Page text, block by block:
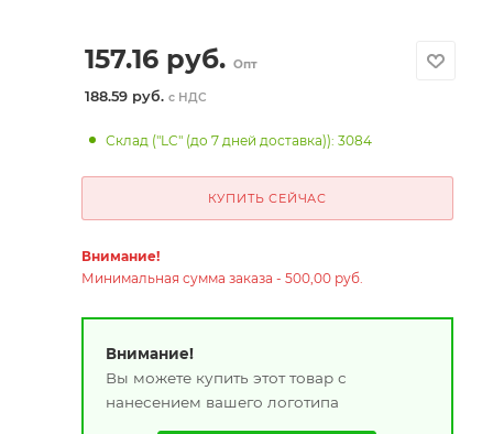
157.16руб. Опт
188.59 руб. с НДС
Склад ("LC" (до 7 дней доставка)): 3084
КУПИТЬ СЕЙЧАС
Внимание!
Минимальная сумма заказа - 500,00 руб.
Внимание!
Вы можете купить этот товар с
нанесением вашего логотипа